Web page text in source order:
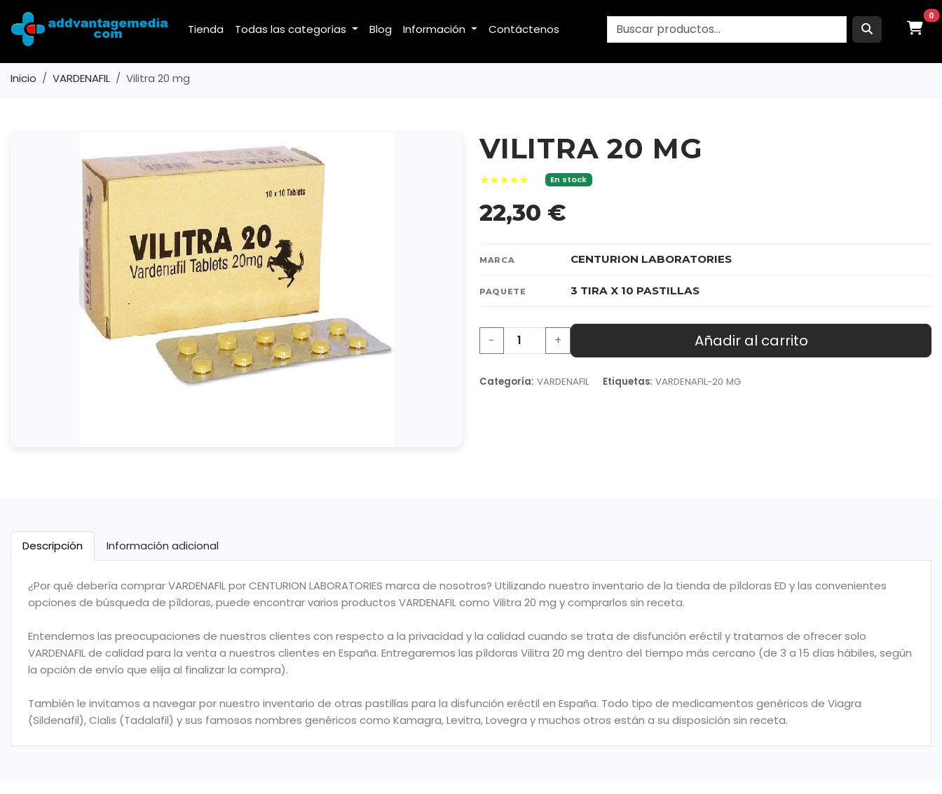
Tienda Todas las categorías Blog Información Contáctenos
0
Inicio VARDENAFIL Vilitra 20 mg
VILITRA 20 MG
★★★★★ En stock
22,30 €
MARCA CENTURION LABORATORIES
PAQUETE 3 TIRA X 10 PASTILLAS
− + Añadir al carrito
Categoría: VARDENAFIL Etiquetas: VARDENAFIL-20 MG
Descripción Información adicional
¿Por qué debería comprar VARDENAFIL por CENTURION LABORATORIES marca de nosotros? Utilizando nuestro inventario de la tienda de píldoras ED y las convenientes
opciones de búsqueda de píldoras, puede encontrar varios productos VARDENAFIL como Vilitra 20 mg y comprarlos sin receta.
Entendemos las preocupaciones de nuestros clientes con respecto a la privacidad y la calidad cuando se trata de disfunción eréctil y tratamos de ofrecer solo
VARDENAFIL de calidad para la venta a nuestros clientes en España. Entregaremos las píldoras Vilitra 20 mg dentro del tiempo más cercano (de 3 a 15 días hábiles, según
la opción de envío que elija al finalizar la compra).
También le invitamos a navegar por nuestro inventario de otras pastillas para la disfunción eréctil en España. Todo tipo de medicamentos genéricos de Viagra
(Sildenafil), Cialis (Tadalafil) y sus famosos nombres genéricos como Kamagra, Levitra, Lovegra y muchos otros están a su disposición sin receta.